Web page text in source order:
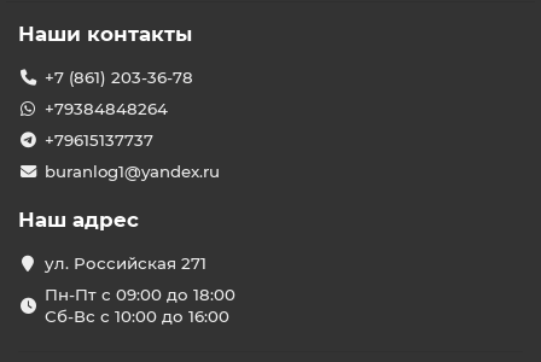
Наши контакты
+7 (861) 203-36-78
+79384848264
+79615137737
buranlog1@yandex.ru
Наш адрес
ул. Российская 271
Пн-Пт с 09:00 до 18:00
Сб-Вс с 10:00 до 16:00